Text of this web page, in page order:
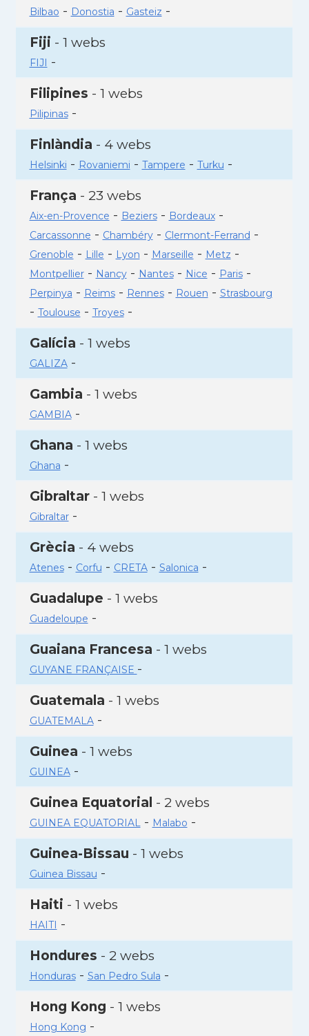
Bilbao - Donostia - Gasteiz -
Fiji - 1 webs
FIJI -
Filipines - 1 webs
Pilipinas-
Finlàndia - 4 webs
Helsinki - Rovaniemi - Tampere - Turku -
França - 23 webs
Aix-en-Provence - Beziers- Bordeaux-
Carcassonne - Chambéry- Clermont-Ferrand -
Grenoble - Lille - Lyon - Marseille - Metz -
Montpellier- Nancy- Nantes- Nice - Paris-
Perpinya - Reims- Rennes- Rouen - Strasbourg
- Toulouse - Troyes-
Galícia - 1 webs
GALIZA-
Gambia - 1 webs
GAMBIA-
Ghana - 1 webs
Ghana -
Gibraltar- 1 webs
Gibraltar-
Grècia - 4 webs
Atenes- Corfu - CRETA- Salonica -
Guadalupe - 1 webs
Guadeloupe -
Guaiana Francesa - 1 webs
GUYANE FRANÇAISE -
Guatemala - 1 webs
GUATEMALA-
Guinea - 1 webs
GUINEA-
Guinea Equatorial - 2 webs
GUINEA EQUATORIAL- Malabo -
Guinea-Bissau - 1 webs
Guinea Bissau -
Haiti - 1 webs
HAITI -
Hondures - 2 webs
Honduras- San Pedro Sula -
Hong Kong - 1 webs
Hong Kong -